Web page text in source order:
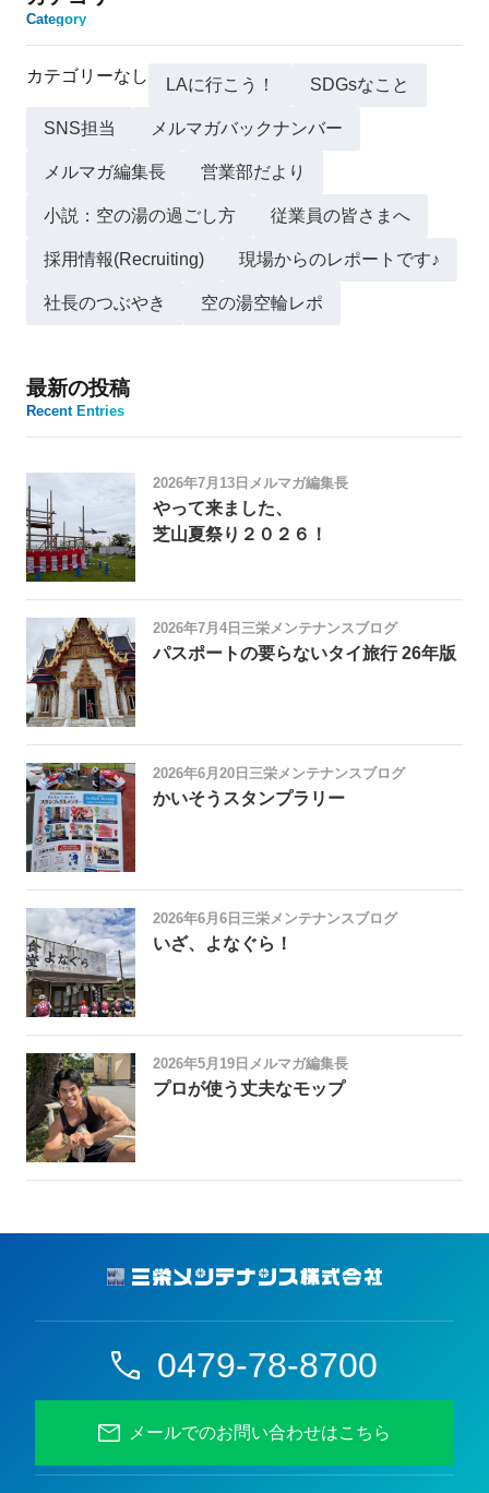
Category
カテゴリーなし LAに行こう！ SDGsなこと
SNS担当 メルマガバックナンバー
メルマガ編集長 営業部だより
小説：空の湯の過ごし方 従業員の皆さまへ
採用情報(Recruiting) 現場からのレポートです♪
社長のつぶやき 空の湯空輪レポ
最新の投稿
Recent Entries
2026年7月13日 メルマガ編集長
やって来ました、
芝山夏祭り２０２６！
2026年7月4日 三栄メンテナンスブログ
パスポートの要らないタイ旅行 26年版
2026年6月20日 三栄メンテナンスブログ
かいそうスタンプラリー
2026年6月6日 三栄メンテナンスブログ
いざ、よなぐら！
2026年5月19日 メルマガ編集長
プロが使う丈夫なモップ
0479-78-8700
メールでのお問い合わせはこちら